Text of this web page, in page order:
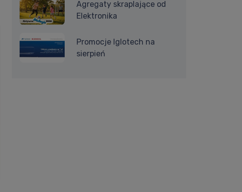
Agregaty skraplające od
Elektronika
Promocje Iglotech na
sierpień